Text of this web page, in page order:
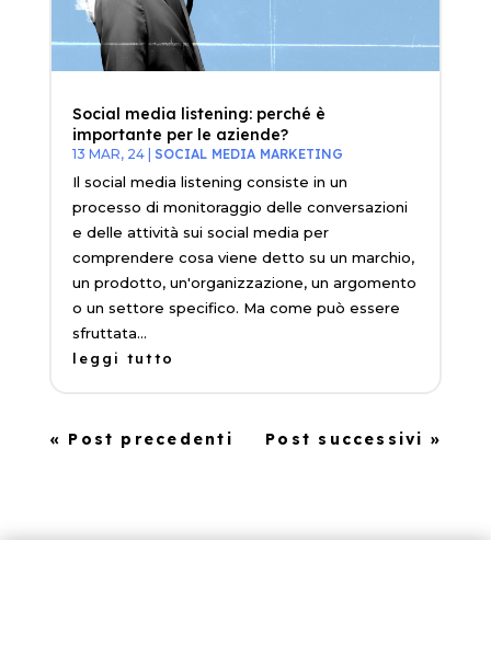
Social media listening: perché è
importante per le aziende?
13 MAR, 24| SOCIAL MEDIA MARKETING
Il social media listening consiste in un
processo di monitoraggio delle conversazioni
e delle attività sui social media per
comprendere cosa viene detto su un marchio,
un prodotto, un'organizzazione, un argomento
o un settore specifico. Ma come può essere
sfruttata...
leggi tutto
« Post precedenti Post successivi »